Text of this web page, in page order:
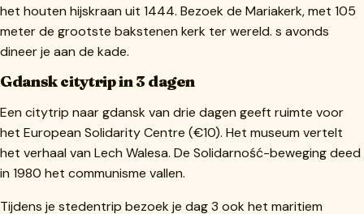
het houten hijskraan uit 1444. Bezoek de Mariakerk, met 105
meter de grootste bakstenen kerk ter wereld. s avonds
dineer je aan de kade.
Gdansk citytrip in 3 dagen
Een citytrip naar gdansk van drie dagen geeft ruimte voor
het European Solidarity Centre (€10). Het museum vertelt
het verhaal van Lech Walesa. De Solidarność-beweging deed
in 1980 het communisme vallen.
Tijdens je stedentrip bezoek je dag 3 ook het maritiem